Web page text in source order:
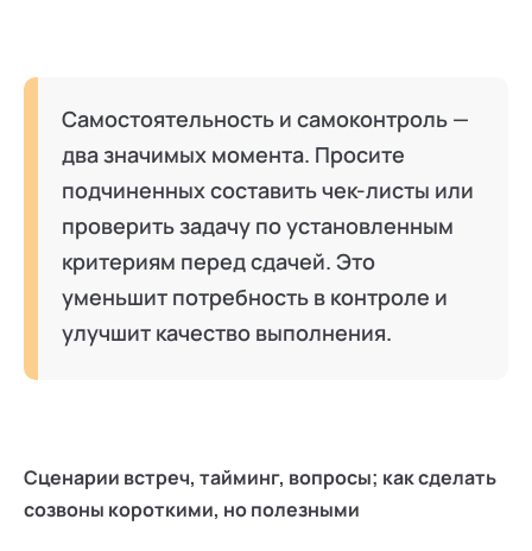
Самостоятельность и самоконтроль —
два значимых момента. Просите
подчиненных составить чек-листы или
проверить задачу по установленным
критериям перед сдачей. Это
уменьшит потребность в контроле и
улучшит качество выполнения.
Сценарии встреч, тайминг, вопросы; как сделать
созвоны короткими, но полезными